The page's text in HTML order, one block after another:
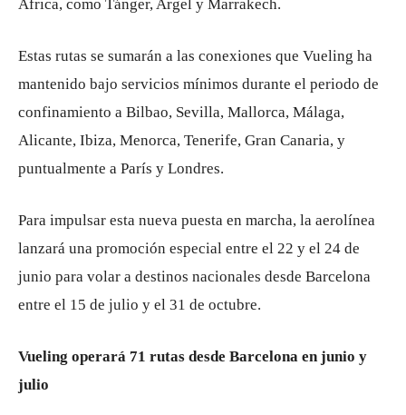
África, como Tánger, Argel y Marrakech.
Estas rutas se sumarán a las conexiones que Vueling ha
mantenido bajo servicios mínimos durante el periodo de
confinamiento a Bilbao, Sevilla, Mallorca, Málaga,
Alicante, Ibiza, Menorca, Tenerife, Gran Canaria, y
puntualmente a París y Londres.
Para impulsar esta nueva puesta en marcha, la aerolínea
lanzará una promoción especial entre el 22 y el 24 de
junio para volar a destinos nacionales desde Barcelona
entre el 15 de julio y el 31 de octubre.
Vueling operará 71 rutas desde Barcelona en junio y
julio